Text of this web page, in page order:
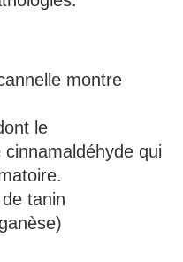
montre
le
qui
tanin